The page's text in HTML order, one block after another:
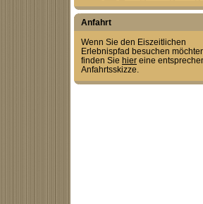
Anfahrt
Wenn Sie den Eiszeitlichen
Erlebnispfad besuchen
finden Sie hier eine
Anfahrtsskizze.